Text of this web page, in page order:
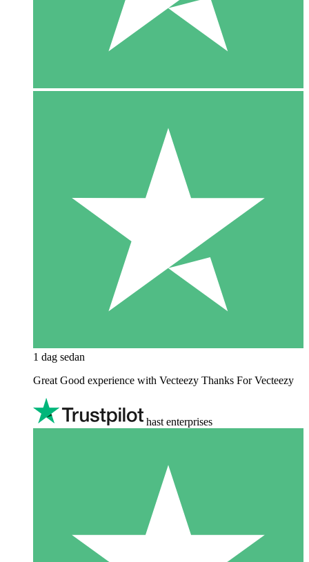
1 dag sedan
Great Good experience with Vecteezy Thanks For Vecteezy
hast enterprises